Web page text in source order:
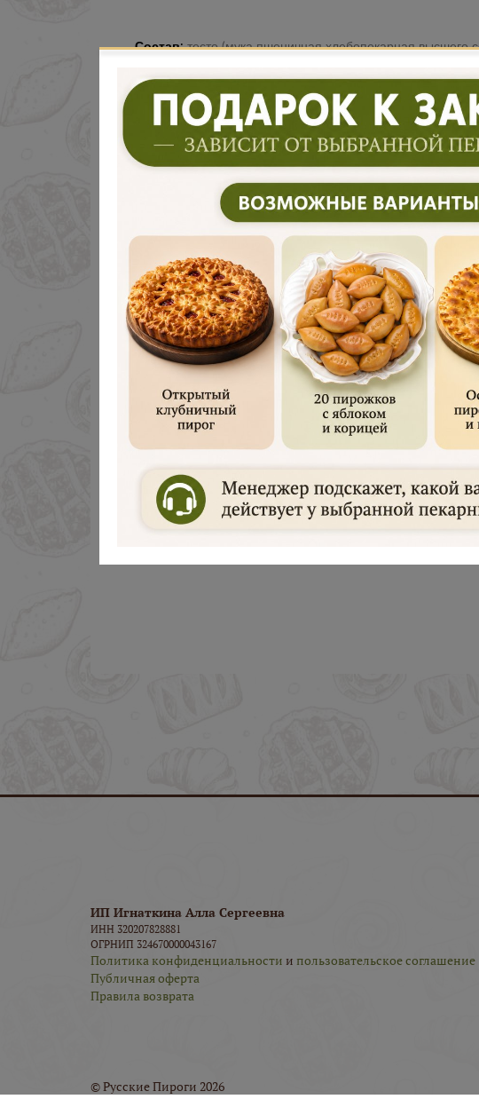
Состав:тесто (мука пшеничная хлебопекарная высшего сорта, молоко ультрапастеризованное 3,2%, маргарин твердый мдж 60%, яйцо куриное пищевое , сахар, дрожжи хлебопекарные прессованные ,масло подсолнечное рафинированное дезодорированное, соль пищевая,натуральный экстракт ванили)начинка яблоко, сахар, корица молотая, комплексная пищевая добавка (загуститель (Е1422,Е401)
Дарим 500 рублей на
Введите ваш номер телефона и мы пришлем
ИП Игнаткина Алла Сергеевна
ИНН 320207828881
ОГРНИП 324670000043167
Политика конфиденциальности и пользовательское соглашение
Публичная оферта
Правила возврата
© Русские Пироги 2026